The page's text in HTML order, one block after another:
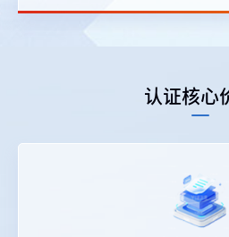
认证核心